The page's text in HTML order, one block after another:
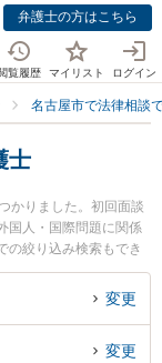
弁護士の方はこちら
覧履歴 マイリスト ログイン
名古屋市で法律相談
士
かりました。初回面談
国人・国際問題に関係
の絞り込み検索もでき
二弁護士や弁護士法人
の法律事務所の西田
の弁護士を検索した
変更
変更